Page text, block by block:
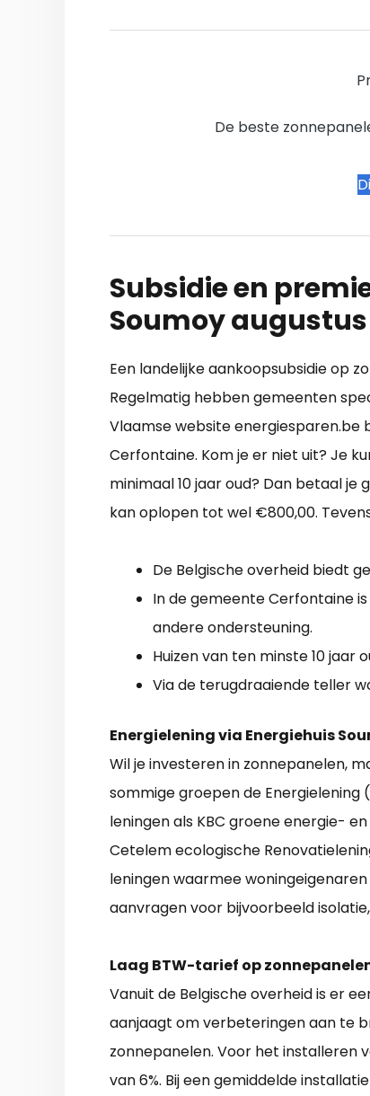
De beste
Subsidie en
Soumoy augustus
Een landelijke aankoopsubsidie op
Regelmatig hebben gemeenten
Vlaamse website energiesparen.be
Cerfontaine. Kom je er niet uit? Je
minimaal 10 jaar oud? Dan betaal je
kan oplopen tot wel €800,00.
De Belgische overheid biedt
In de gemeente Cerfontaine
andere ondersteuning.
Huizen van ten minste 10 jaar
Via de terugdraaiende teller
Energielening via Energiehuis
Wil je investeren in zonnepanelen,
sommige groepen de Energielening
leningen als KBC groene energie-
Cetelem ecologische
leningen waarmee
aanvragen voor bijvoorbeeld
Laag BTW-tarief op
Vanuit de Belgische overheid is er
aanjaagt om verbeteringen aan te
zonnepanelen. Voor het installeren
van 6%. Bij een gemiddelde